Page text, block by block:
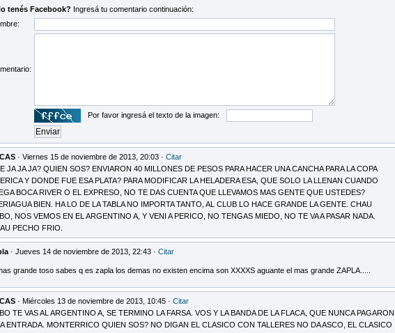
tenés Facebook? Ingresá tu comentario continuación:
Por favor ingresá el texto de la imagen:
· Viernes 15 de noviembre de 2013, 20:03 · Citar
JA JA JA? QUIEN SOS? ENVIARON 40 MILLONES DE PESOS PARA HACER UNA CANCHA PARA LA COPA
Y DONDE FUE ESA PLATA? PARA MODIFICAR LA HELADERA ESA, QUE SOLO LA LLENAN CUANDO
BOCA RIVER O EL EXPRESO, NO TE DAS CUENTA QUE LLEVAMOS MAS GENTE QUE USTEDES?
BIEN. HA LO DE LA TABLA NO IMPORTA TANTO, AL CLUB LO HACE GRANDE LA GENTE. CHAU
NOS VEMOS EN EL ARGENTINO A, Y VENI A PERICO, NO TENGAS MIEDO, NO TE VA A PASAR NADA.
PECHO FRIO.
· Jueves 14 de noviembre de 2013, 22:43 · Citar
grande toso sabes q es zapla los demas no existen encima son XXXXS aguante el mas grande ZAPLA.....
· Miércoles 13 de noviembre de 2013, 10:45 · Citar
TE VAS AL ARGENTINO A, SE TERMINO LA FARSA. VOS Y LA BANDA DE LA FLACA, QUE NUNCA PAGARON
ENTRADA. MONTERRICO QUIEN SOS? NO DIGAN EL CLASICO CON TALLERES NO DA ASCO, EL CLASICO